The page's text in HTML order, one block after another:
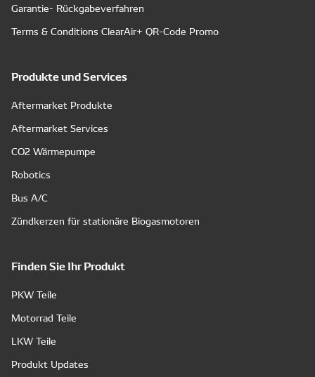
Garantie- Rückgabeverfahren
Terms & Conditions ClearAir+ QR-Code Promo
Produkte und Services
Aftermarket Produkte
Aftermarket Services
CO2 Wärmepumpe
Robotics
Bus A/C
Zündkerzen für stationäre Biogasmotoren
Finden Sie Ihr Produkt
PKW Teile
Motorrad Teile
LKW Teile
Produkt Updates